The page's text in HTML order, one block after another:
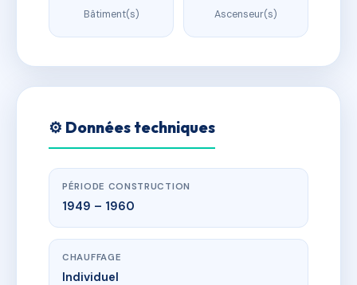
Bâtiment(s) Ascenseur(s)
⚙️ Données techniques
PÉRIODE CONSTRUCTION
1949 – 1960
CHAUFFAGE
Individuel